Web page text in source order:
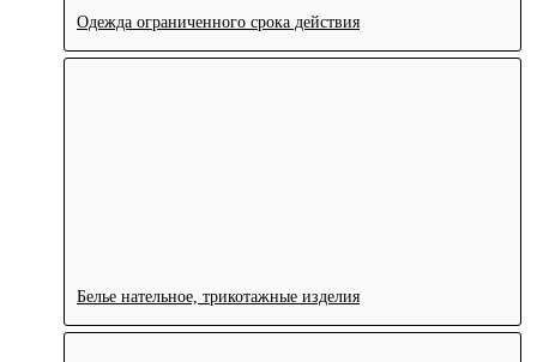
Одежда ограниченного срока действия
Белье нательное, трикотажные изделия